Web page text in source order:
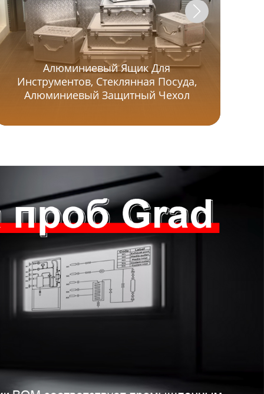
Алюминиевый Ящик Для
Инструментов, Стеклянная Посуда,
Алюминиевый Защитный Чехол